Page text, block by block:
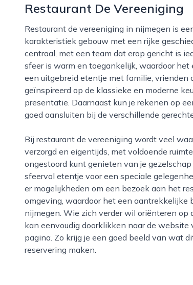
Restaurant De Vereeniging
Restaurant de vereeniging in nijmegen is een stijlvol ingericht restaurant dat zich bevindt in een
karakteristiek gebouw met een rijke
centraal, met een team dat erop gericht is
sfeer is warm en toegankelijk, waardoor
een uitgebreid etentje met familie, vrienden
geïnspireerd op de klassieke en moderne
presentatie. Daarnaast kun je rekenen op
goed aansluiten bij de verschillende
Bij restaurant de vereeniging wordt veel waarde gehecht aan kwaliteit en beleving. Het interieur is
verzorgd en eigentijds, met voldoende
ongestoord kunt genieten van je
sfeervol etentje voor een speciale
er mogelijkheden om een bezoek aan het
omgeving, waardoor het een
nijmegen. Wie zich verder wil oriënteren
kan eenvoudig doorklikken naar de
pagina. Zo krijg je een goed beeld van wat
reservering maken.